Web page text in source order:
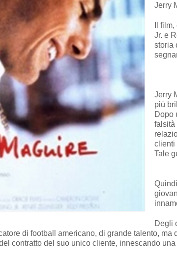
Jerry
Il
Jr. e
storia
Jerry
più
Dopo
falsità
clienti
Tale
Degli
di football americano, di grande talento,
contratto del suo unico cliente, innescando